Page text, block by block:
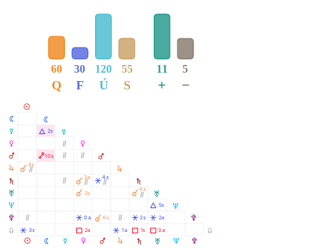
Q
60
F
30
Ú
120
S
55
+
11
−
5
M
M
N
N
N
O
O
O
P
P
P
Q
Q
Q
R
R
R
S
S
S
T
T
T
U
U
U
V
V
V
Y
Y
À Ò
4s
Ò
Â 3s
Á 2s
Ä10s
Ò
Ò
Ò
Ò
À Ò
3a
À 2s
Â 0a
Ã 2a
Â Ò
4s
À 6s
Ò
Â 1a
À Ò
4s
Â 2s
Ã 1s
Á 5s
Â 2a
Ã 3a